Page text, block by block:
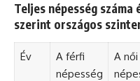
Teljes népesség
szerint országos
Év
A férfi
népesség
A női